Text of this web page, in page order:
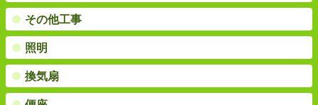
● その他工事
● 照明
● 換気扇